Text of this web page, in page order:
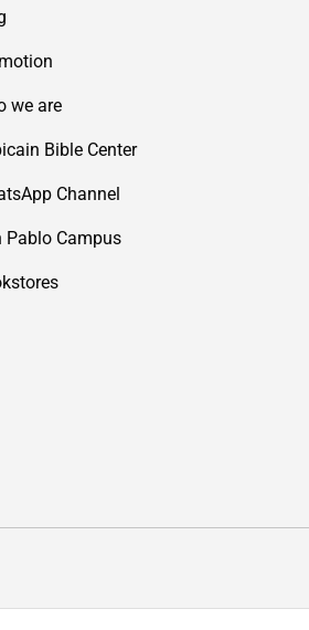
we are
Bible Center
Channel
Pablo Campus